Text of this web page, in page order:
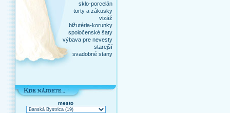
sklo-porcelán
torty a zákusky
vizáž
bižutéria-korunky
spoločenské šaty
výbava pre nevesty
starejší
svadobné stany
mesto